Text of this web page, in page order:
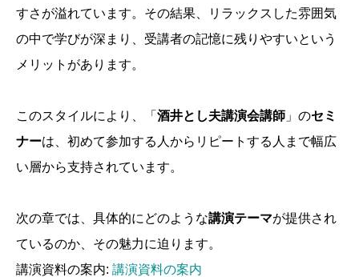
すさが溢れています。その結果、リラックスした雰囲気
の中で学びが深まり、受講者の記憶に残りやすいという
メリットがあります。
このスタイルにより、「 酒井とし夫講演会講師 」のセミ
ナーは、初めて参加する人からリピートする人まで幅広
い層から支持されています。
次の章では、具体的にどのような講演テーマが提供され
ているのか、その魅力に迫ります。
講演資料の案内: 講演資料の案内